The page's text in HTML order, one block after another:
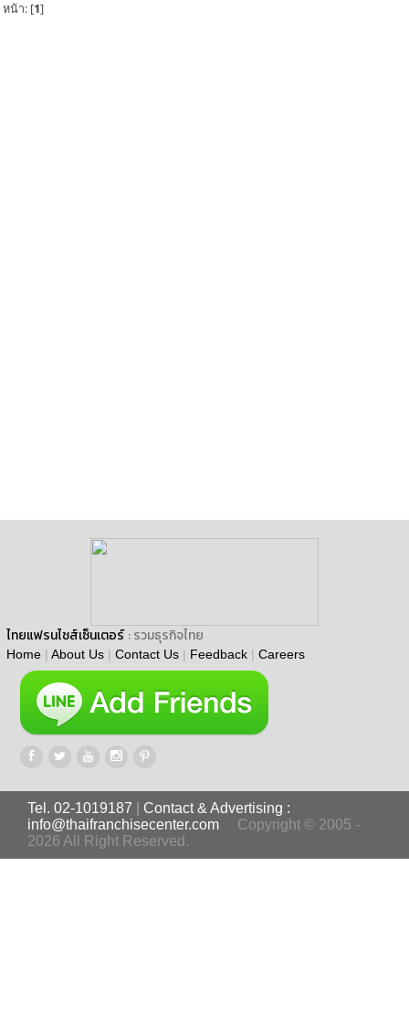
หน้า: [1]
ไทยแฟรนไชส์เซ็นเตอร์ : รวมธุรกิจไทย
Home | About Us | Contact Us | Feedback | Careers
Tel. 02-1019187
Contact & Advertising :
info@thaifranchisecenter.com
Copyright © 2005 -
2026 All Right Reserved.